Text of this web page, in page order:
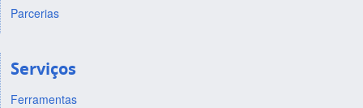
Parcerias
Serviços
Ferramentas